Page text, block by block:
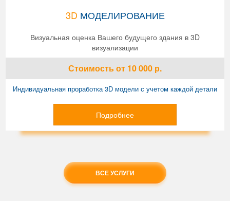
3D МОДЕЛИРОВАНИЕ
Визуальная оценка Вашего будущего здания в 3D
визуализации
Стоимостьот 10 000 р.
Индивидуальная проработка 3D модели с учетом каждой детали
Подробнее
ВСЕ УСЛУГИ